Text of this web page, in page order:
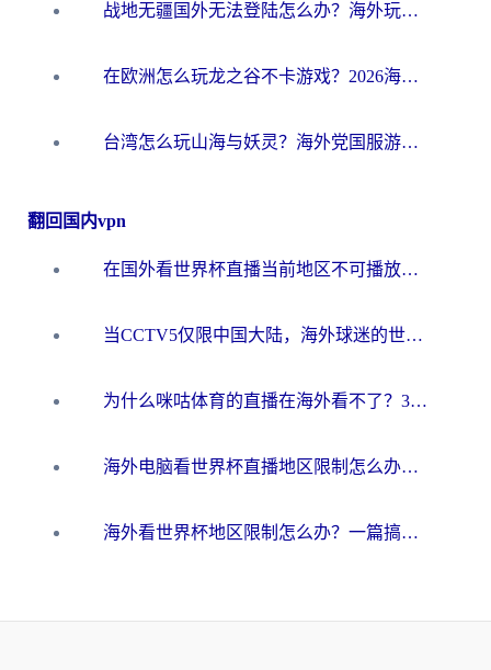
战地无疆国外无法登陆怎么办？海外玩家国服畅玩终极指南（附欧服魔兽EVE加速方案）
在欧洲怎么玩龙之谷不卡游戏？2026海外党国服游戏加速全攻略
台湾怎么玩山海与妖灵？海外党国服游戏加速全攻略，告别延迟卡顿
翻回国内vpn
在国外看世界杯直播当前地区不可播放？海外党必看的回国加速全攻略
当CCTV5仅限中国大陆，海外球迷的世界杯狂欢如何继续？
为什么咪咕体育的直播在海外看不了？3步解决海外看世界杯+抖音地区限制难题
海外电脑看世界杯直播地区限制怎么办？你需要一个聪明的加速器
海外看世界杯地区限制怎么办？一篇搞定咪咕视频播放+国内资源无缝访问指南